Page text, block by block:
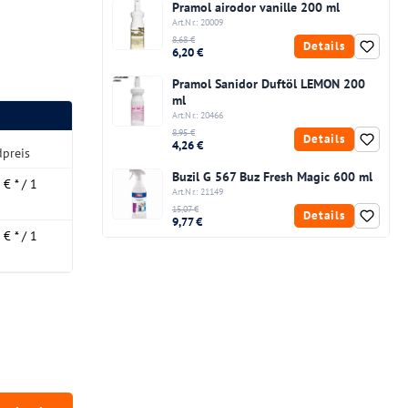
€ * / 1
€ * / 1
Pramol airodor vanille 200 ml
Art.Nr.: 20009
8,68 €
6,20 € Details
Pramol Sanidor Duftöl LEMON 200
ml
Art.Nr.: 20466
8,95 €
4,26 € Details
Buzil G 567 Buz Fresh Magic 600 ml
Art.Nr.: 21149
15,07 €
9,77 € Details